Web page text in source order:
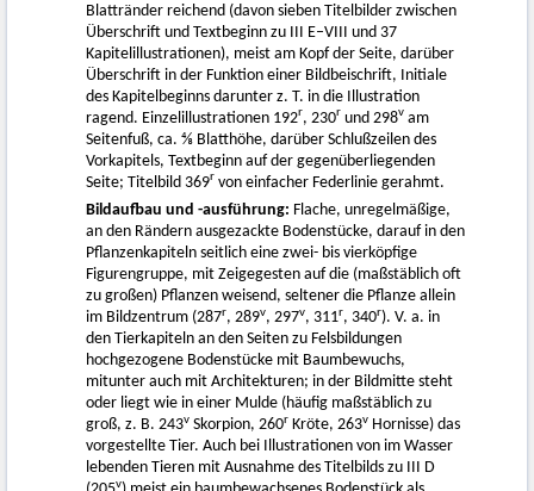
Blattränder reichend (davon sieben Titelbilder zwischen
Überschrift und Textbeginn zu III E–VIII und 37
Kapitelillustrationen), meist am Kopf der Seite, darüber
Überschrift in der Funktion einer Bildbeischrift, Initiale
des Kapitelbeginns darunter z. T. in die Illustration
ragend. Einzelillustrationen 192r, 230r und 298v am
Seitenfuß, ca. ⅘ Blatthöhe, darüber Schlußzeilen des
Vorkapitels, Textbeginn auf der gegenüberliegenden
Seite; Titelbild 369r von einfacher Federlinie gerahmt.
Bildaufbau und -ausführung: Flache, unregelmäßige,
an den Rändern ausgezackte Bodenstücke, darauf in den
Pflanzenkapiteln seitlich eine zwei- bis vierköpfige
Figurengruppe, mit Zeigegesten auf die (maßstäblich oft
zu großen) Pflanzen weisend, seltener die Pflanze allein
im Bildzentrum (287r, 289v, 297v, 311r, 340r). V. a. in
den Tierkapiteln an den Seiten zu Felsbildungen
hochgezogene Bodenstücke mit Baumbewuchs,
mitunter auch mit Architekturen; in der Bildmitte steht
oder liegt wie in einer Mulde (häufig maßstäblich zu
groß, z. B. 243v Skorpion, 260r Kröte, 263v Hornisse) das
vorgestellte Tier. Auch bei Illustrationen von im Wasser
lebenden Tieren mit Ausnahme des Titelbilds zu III D
v